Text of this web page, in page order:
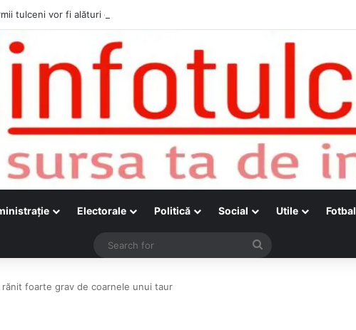
tulceni vor fi alături de cetățenii care vor lua parte la Festivalul Folk Țestos
Electorale Politică Social Utile Fotbal
Search
foarte grav de coarnele unui taur